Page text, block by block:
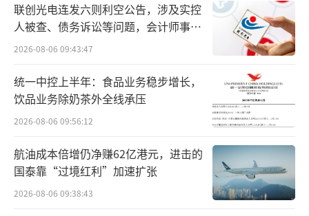
联创光电连发六则利空公告，涉及实控
人被查、债务诉讼等问题，会计师事务
所曾出具“保留意见”
2026-08-06 09:43:47
统一中控上半年：食品业务稳步增长，
饮品业务除奶茶外全线承压
2026-08-06 09:56:12
航油成本倍增仍净赚62亿港元，进击的
国泰靠“过境红利”加速扩张
2026-08-06 09:38:43